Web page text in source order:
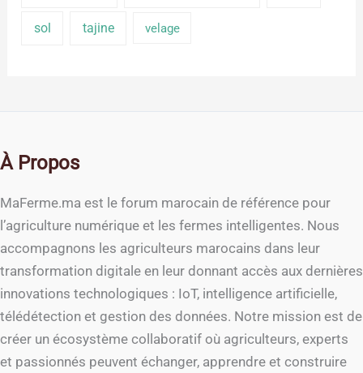
sol tajine velage
À Propos
MaFerme.ma est le forum marocain de référence pour
l’agriculture numérique et les fermes intelligentes. Nous
accompagnons les agriculteurs marocains dans leur
transformation digitale en leur donnant accès aux dernières
innovations technologiques : IoT, intelligence artificielle,
télédétection et gestion des données. Notre mission est de
créer un écosystème collaboratif où agriculteurs, experts
et passionnés peuvent échanger, apprendre et construire